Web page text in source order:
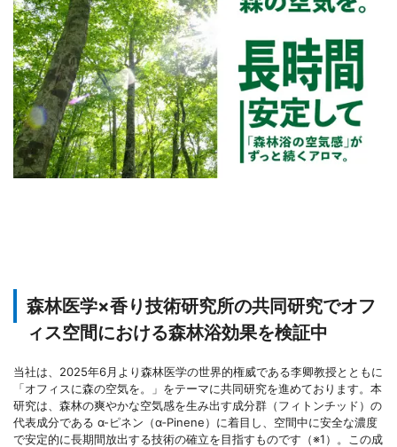
森林医学×香り技術研究所の共同研究でオフ
ィス空間における森林浴効果を検証中
当社は、2025年6月より森林医学の世界的権威である李卿教授とともに
「オフィスに森の空気を。」をテーマに共同研究を進めております。本
研究は、森林の爽やかな空気感を生み出す成分群（フィトンチッド）の
代表成分である α-ピネン（α‐Pinene）に着目し、空間中に安全な濃度
で安定的に長期間放出する技術の確立を目指すものです（※1）。この成